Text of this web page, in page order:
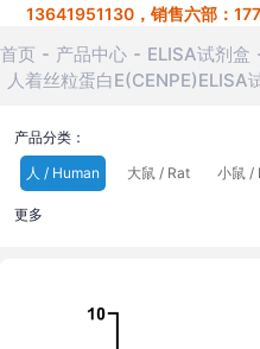
13641951130，销售六部：
首页 产品中心 ELISA试剂盒
人着丝粒蛋白E(CENPE)ELISA
产品分类：
人 / Human
大鼠 / Rat 小鼠 /
更多